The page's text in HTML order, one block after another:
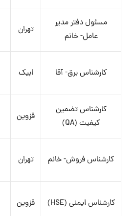
مسئول دفتر مدیر
عامل- خانم
تهران
کارشناس برق- آقا ابیک
کارشناس تضمین
کیفیت (QA)
قزوین
کارشناس فروش- خانم تهران
کارشناس ایمنی (HSE) قزوین